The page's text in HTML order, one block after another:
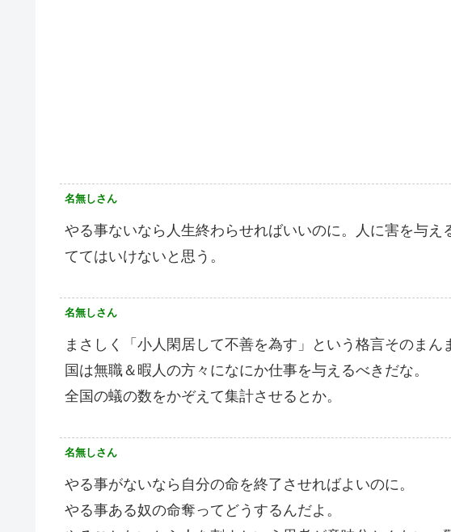
名無しさん
やる事ないなら人生終わらせればいいのに。人に害を与え
ててはいけないと思う。
名無しさん
まさしく「小人閑居して不善を為す」という格言そのまん
国は無職＆暇人の方々になにか仕事を与えるべきだな。
全国の蟻の数をかぞえて集計させるとか。
名無しさん
やる事がないなら自分の命を終了させればよいのに。
やる事ある奴の命奪ってどうするんだよ。